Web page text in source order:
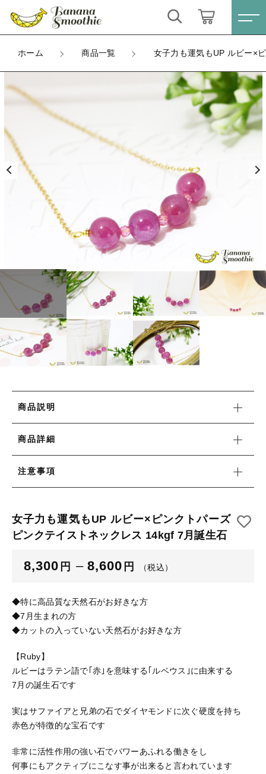
ホーム 商品一覧 女子力も運気もUP ルビー×
商品説明
商品詳細
注意事項
女子力も運気もUP ルビー×ピンクトパーズ
ピンクテイストネックレス 14kgf 7月誕生石
8,300 円 – 8,600 円 （税込）
◆特に高品質な天然石がお好きな方
◆7月生まれの方
◆カットの入っていない天然石がお好きな方
【Ruby】
ルビーはラテン語で｢赤｣を意味する｢ルベウス｣に由来する
7月の誕生石です
実はサファイアと兄弟の石でダイヤモンドに次ぐ硬度を持ち
赤色が特徴的な宝石です
非常に活性作用の強い石でパワーあふれる働きをし
何事にもアクティブにこなす事が出来ると言われています
カートに商品を追加しました
女子力も運気もUP ルビー×ピンクトパーズ ピンク
テイストネックレス 14kgf 7月誕生石
ラッピング
ネックレスチェーン長さ
（税込）
ショッピングを続ける
カートを確認する
ログイン / 会員登録
ピアス
ネックレス
イヤリング
ブレスレット
リング
HAPPY BAG
-Stone Type-
-Color Type-
誕生石
新着商品
セール
お知らせ
お問い合わせ
ログイン
ネックレス
ブレスレット
リング
-Stone Type-
-Color Type-
キーワード検索
親カテゴリ
子カテゴリ
その他
在庫あり セール
並び順